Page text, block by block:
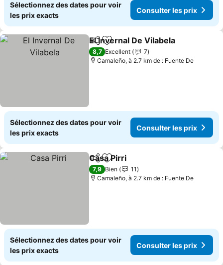
Sélectionnez des dates pour voir
les prix exacts
Consulter les prix
PartagerAjouter à mes favoris
El Invernal De Vilabela
8,7 Excellent
7
Camaleño, à 2.7 km de : Fuente De
Sélectionnez des dates pour voir
les prix exacts
Consulter les prix
PartagerAjouter à mes favoris
Casa Pirri
7,9 Bien
11
Camaleño, à 2.7 km de : Fuente De
Sélectionnez des dates pour voir
les prix exacts
Consulter les prix